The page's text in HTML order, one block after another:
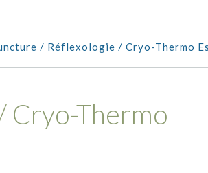
/ Réflexologie / Cryo-Thermo
Cryo-Thermo